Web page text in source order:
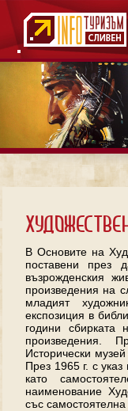
В Основите на
поставени през
възрожденския
произведения на
младият
експозиция в
години
произведения.
Исторически
През 1965 г. с
като
наименование
със самостоятелна